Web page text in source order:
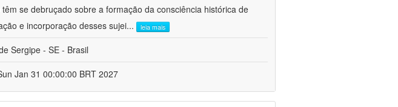
se debruçado sobre a formação da consciência histórica de
e incorporação desses sujei... leia mais
Sergipe - SE - Brasil
Jan 31 00:00:00 BRT 2027